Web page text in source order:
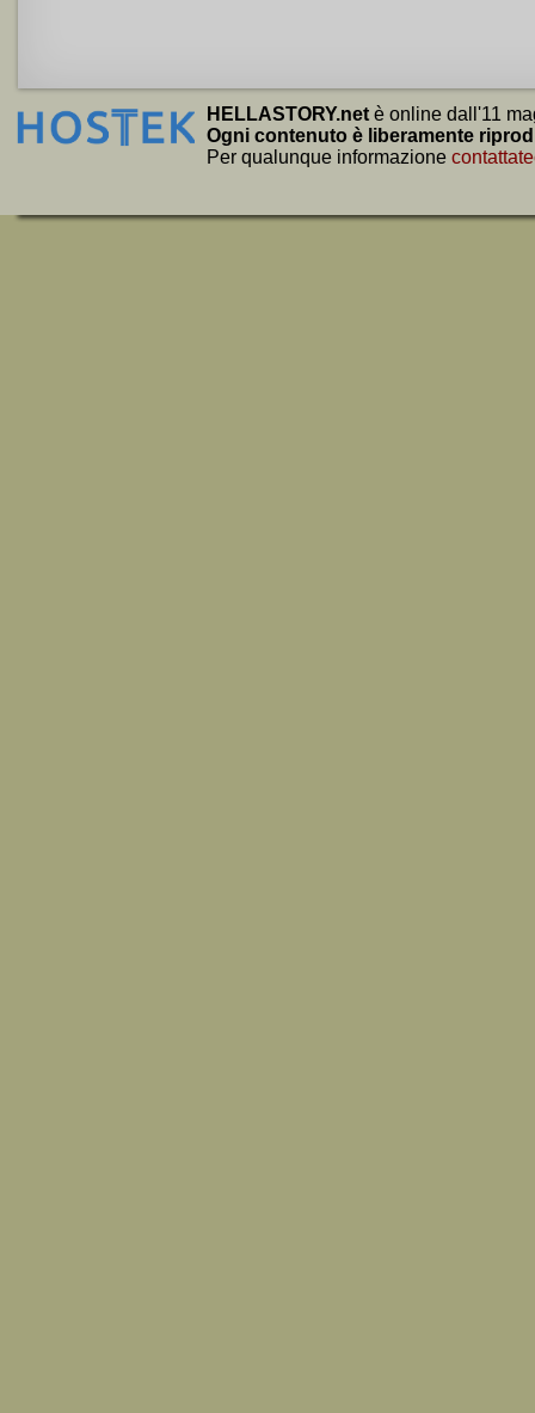
HELLASTORY.net è online dall'11
Ogni contenuto è liberamente
Per qualunque informazione